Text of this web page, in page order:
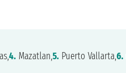
4. Mazatlan,5. Puerto Vallarta,6.